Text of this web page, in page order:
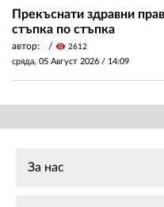
Прекъснати здравни
стъпка по стъпка
автор: visibility 2612
сряда, 05 Август 2026 / 14:09
За нас